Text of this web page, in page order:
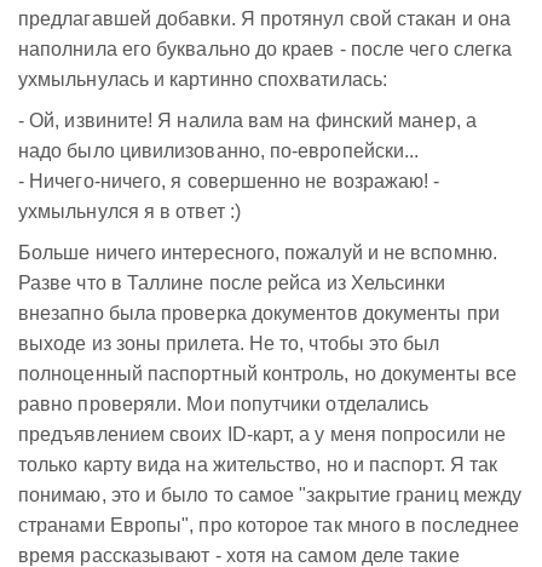
предлагавшей добавки. Я протянул свой стакан и она
наполнила его буквально до краев - после чего слегка
ухмыльнулась и картинно спохватилась:
- Ой, извините! Я налила вам на финский манер, а
надо было цивилизованно, по-европейски...
- Ничего-ничего, я совершенно не возражаю! -
ухмыльнулся я в ответ :)
Больше ничего интересного, пожалуй и не вспомню.
Разве что в Таллине после рейса из Хельсинки
внезапно была проверка документов документы при
выходе из зоны прилета. Не то, чтобы это был
полноценный паспортный контроль, но документы все
равно проверяли. Мои попутчики отделались
предъявлением своих ID-карт, а у меня попросили не
только карту вида на жительство, но и паспорт. Я так
понимаю, это и было то самое "закрытие границ между
странами Европы", про которое так много в последнее
время рассказывают - хотя на самом деле такие